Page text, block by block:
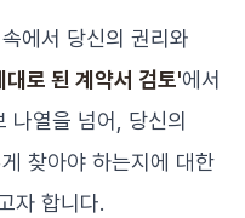
에서 당신의 권리와
대로 된 계약서 검토'에서
나열을 넘어, 당신의
찾아야 하는지에 대한
자 합니다.